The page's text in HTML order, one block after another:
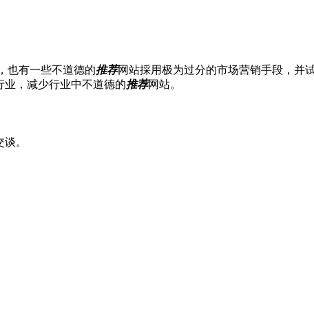
也有一些不道德的推荐网站採用极为过分的市场营销手段，并
，减少行业中不道德的推荐网站。
。